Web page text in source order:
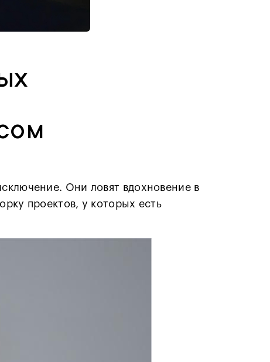
Они ловят вдохновение в
проектов, у которых есть